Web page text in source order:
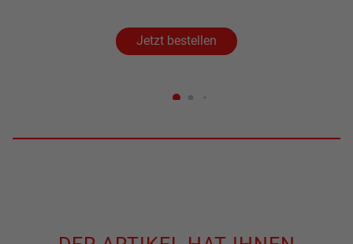
Jetzt bestellen